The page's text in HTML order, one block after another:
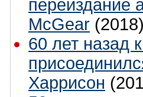
переиздание
McGear
60 лет назад
Харрисон